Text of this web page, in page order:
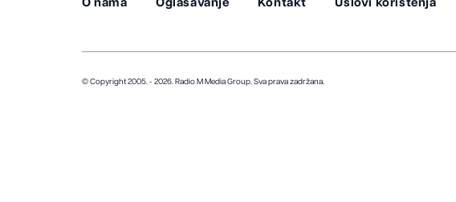
O nama Oglašavanje Kontakt Uslovi korištenja
© Copyright 2005. - 2026. Radio M Media Group. Sva prava zadržana.